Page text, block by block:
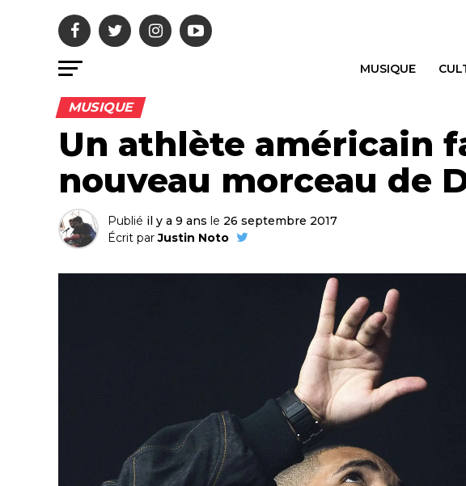
MUSIQUE
MUSIQUE
Un athlète américain
nouveau morceau de
Publié il y a 9 ans le 26 septembre 2017
Écrit par Justin Noto